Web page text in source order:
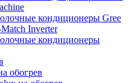
кондиционеры Gree
Inverter
кондиционеры
обогрев